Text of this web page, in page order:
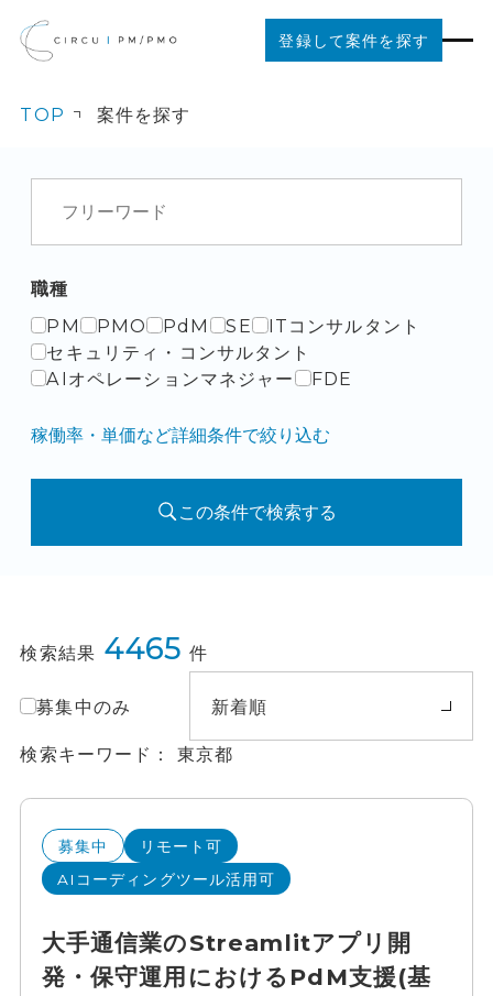
登録して案件を探す
ご利用の流れ
お役立ちコンテンツ
法人の方はこちら
TOP 案件を探す
職種
PM
PMO PdM SE
ITコンサルタント
セキュリティ・コンサルタント
AIオペレーションマネジャー
FDE
稼働率・単価など詳細条件で絞り込む
この条件で検索する
検索結果 4465 件
募集中のみ 新着順
検索キーワード 東京都
募集中
リモート可
AIコーディングツール活用可
大手通信業のStreamlitアプリ開
発・保守運用におけるPdM支援(基